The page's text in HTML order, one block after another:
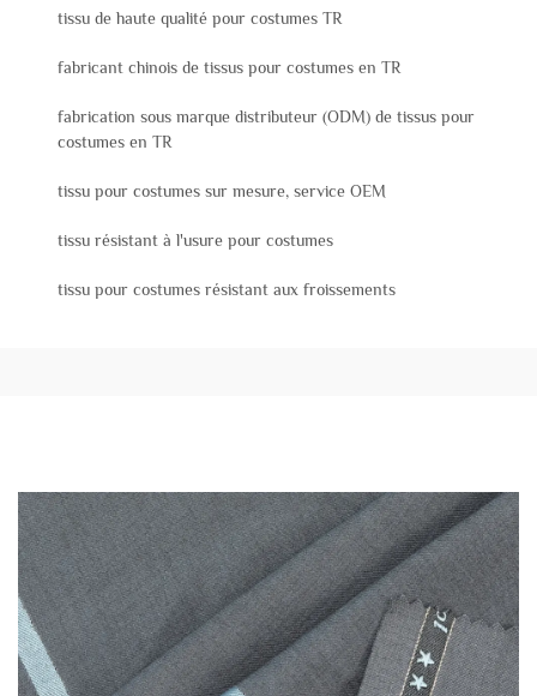
tissu de haute qualité pour costumes TR
fabricant chinois de tissus pour costumes en TR
fabrication sous marque distributeur (ODM) de tissus pour
costumes en TR
tissu pour costumes sur mesure, service OEM
tissu résistant à l'usure pour costumes
tissu pour costumes résistant aux froissements